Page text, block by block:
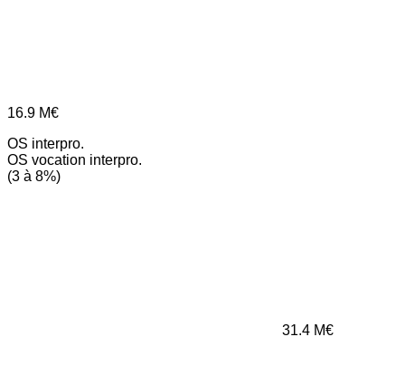
16.9 M€
OS interpro.
OS vocation interpro.
(3 à 8%)
31.4 M€